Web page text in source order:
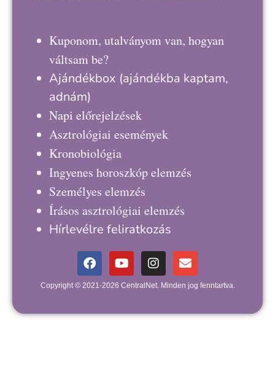
Kuponom, utalványom van, hogyan
váltsam be?
Ajándékbox (ajándékba kaptam,
adnám)
Napi előrejelzések
Asztrológiai események
Kronobiológia
Ingyenes horoszkóp elemzés
Személyes elemzés
Írásos asztrológiai elemzés
Hírlevélre feliratkozás
Copyright © 2021-2026 CentralNet. Minden jog fenntartva.